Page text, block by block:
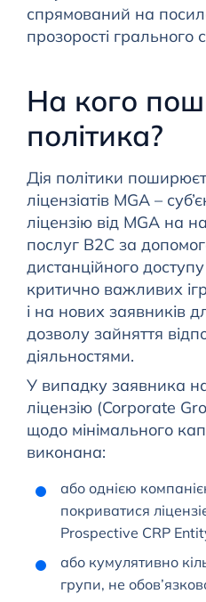
спрямований на
прозорості грального
На кого
політика?
Дія політики
ліцензіатів MGA –
ліцензію від MGA на
послуг B2C за
дистанційного
критично важливих
і на нових заявників
дозволу зайняття
діяльностями.
У випадку заявника
ліцензію (Corporate
щодо мінімального
виконана:
або однією
покриватися
Prospective CRP
або кумулятивно
групи, не